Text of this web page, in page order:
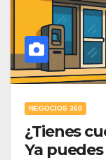
NEGOCIOS 360
¿Tienes
Ya